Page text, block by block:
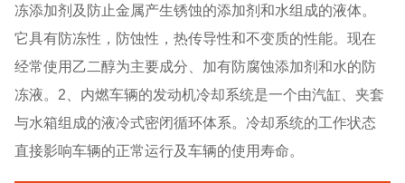
冻添加剂及防止金属产生锈蚀的添加剂和水组成的液体。
它具有防冻性，防蚀性，热传导性和不变质的性能。现在
经常使用乙二醇为主要成分、加有防腐蚀添加剂和水的防
冻液。2、内燃车辆的发动机冷却系统是一个由汽缸、夹套
与水箱组成的液冷式密闭循环体系。冷却系统的工作状态
直接影响车辆的正常运行及车辆的使用寿命。